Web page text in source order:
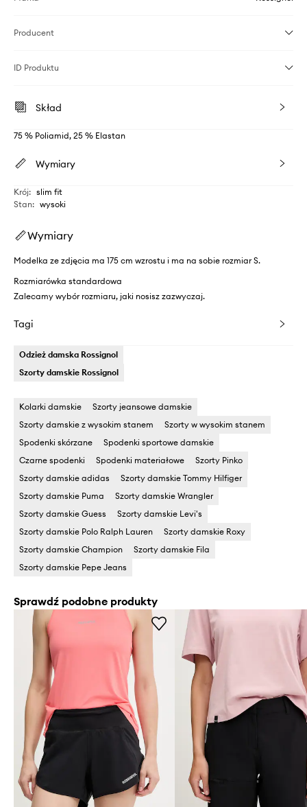
Producent
ID Produktu
Skład
75 % Poliamid, 25 % Elastan
Wymiary
Krój: slim fit
Stan: wysoki
Wymiary
Modelka ze zdjęcia ma 175 cm wzrostu i ma na sobie rozmiar S.
Rozmiarówka standardowa
Zalecamy wybór rozmiaru, jaki nosisz zazwyczaj.
Tagi
Odzież damska Rossignol
Szorty damskie Rossignol
Kolarki damskie
Szorty jeansowe damskie
Szorty damskie z wysokim stanem
Szorty w wysokim stanem
Spodenki skórzane
Spodenki sportowe damskie
Czarne spodenki
Spodenki materiałowe
Szorty Pinko
Szorty damskie adidas
Szorty damskie Tommy Hilfiger
Szorty damskie Puma
Szorty damskie Wrangler
Szorty damskie Guess
Szorty damskie Levi's
Szorty damskie Polo Ralph Lauren
Szorty damskie Roxy
Szorty damskie Champion
Szorty damskie Fila
Szorty damskie Pepe Jeans
Sprawdź podobne produkty